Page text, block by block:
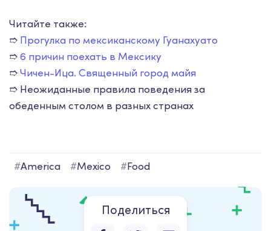
Читайте также:
➱ Прогулка по мексиканскому Гуанахуато
➱6 причин поехать в Мексику
➱Чичен-Ица. Священный город майя
➱ Неожиданные правила поведения за
обеденным столом в разных странах
#America #Mexico #Food
Поделиться